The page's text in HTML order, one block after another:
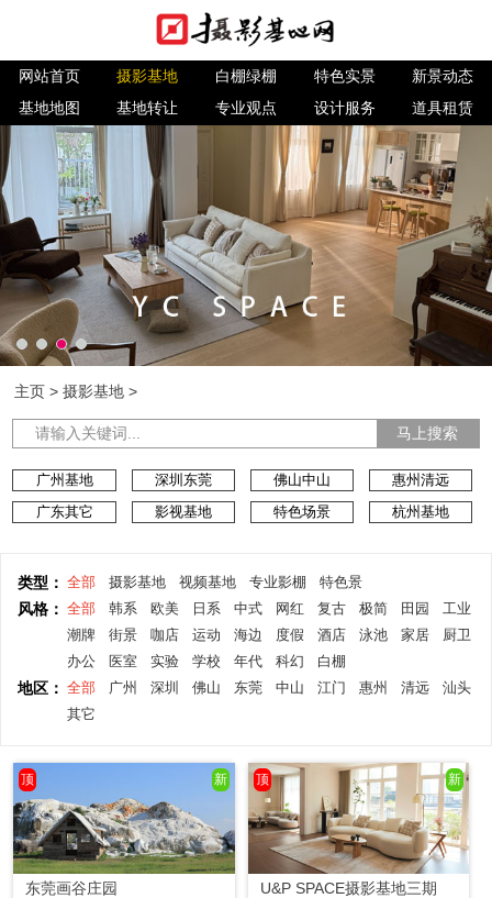
网站首页 摄影基地 白棚绿棚 特色实景
新景动态
基地地图
基地转让 专业观点 设计服务 道具租赁
主页 >摄影基地 >
马上搜索
广州基地 深圳东莞 佛山中山
惠州清远
广东其它
影视基地 特色场景 杭州基地
类型： 全部 摄影基地 视频基地 专业影棚 特色景
风格： 全部 韩系 欧美 日系 中式 网红 复古 极简 田园
工业
潮牌
街景 咖店 运动 海边 度假 酒店 泳池 家居
厨卫
办公
医室 实验 学校 年代 科幻 白棚
地区： 全部 广州 深圳 佛山 东莞 中山 江门 惠州 清远
汕头
其它
新
顶
东莞画谷庄园
新
顶
U&P SPACE摄影基地三期